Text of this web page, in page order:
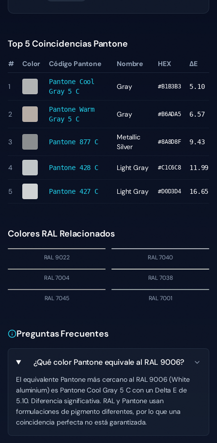
Top 5 Coincidencias Pantone
# Color Código Pantone Nombre HEX ΔE
1
Pantone Cool
Gray 5 C
Gray #B1B3B3 5.10
2
Pantone Warm
Gray 5 C
Gray #B6ADA5 6.57
3 Pantone 877 C
Metallic
Silver
#8A8D8F 9.43
4 Pantone 428 C Light Gray #C1C6C8 11.99
5 Pantone 427 C Light Gray #D0D3D4 16.65
Colores RAL Relacionados
RAL 9022 RAL 7040
RAL 7004 RAL 7038
RAL 7045 RAL 7001
Preguntas Frecuentes
¿Qué color Pantone equivale al RAL 9006?
El equivalente Pantone más cercano al RAL 9006 (White
aluminium) es Pantone Cool Gray 5 C con un Delta E de
5.10. Diferencia significativa. RAL y Pantone usan
formulaciones de pigmento diferentes, por lo que una
coincidencia perfecta no está garantizada.